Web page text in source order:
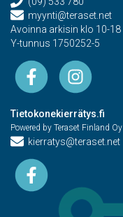
myynti@teraset.net
Avoinna arkisin klo 10-18
Y-tunnus 1750252-5
Tietokonekierrätys.fi
Powered by Teraset Finland Oy
kierratys@teraset.net